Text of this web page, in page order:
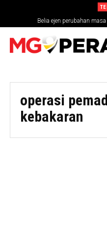
Belia ejen perubahan
operasi
kebakaran